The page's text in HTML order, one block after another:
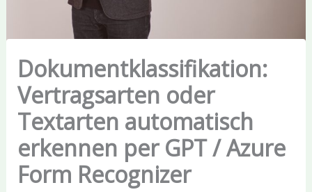
Dokumentklassifikation:
Vertragsarten oder
Textarten automatisch
erkennen per GPT / Azure
Form Recognizer